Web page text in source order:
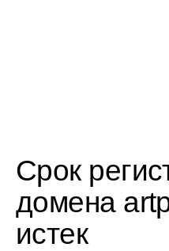
Срок
домена
истек